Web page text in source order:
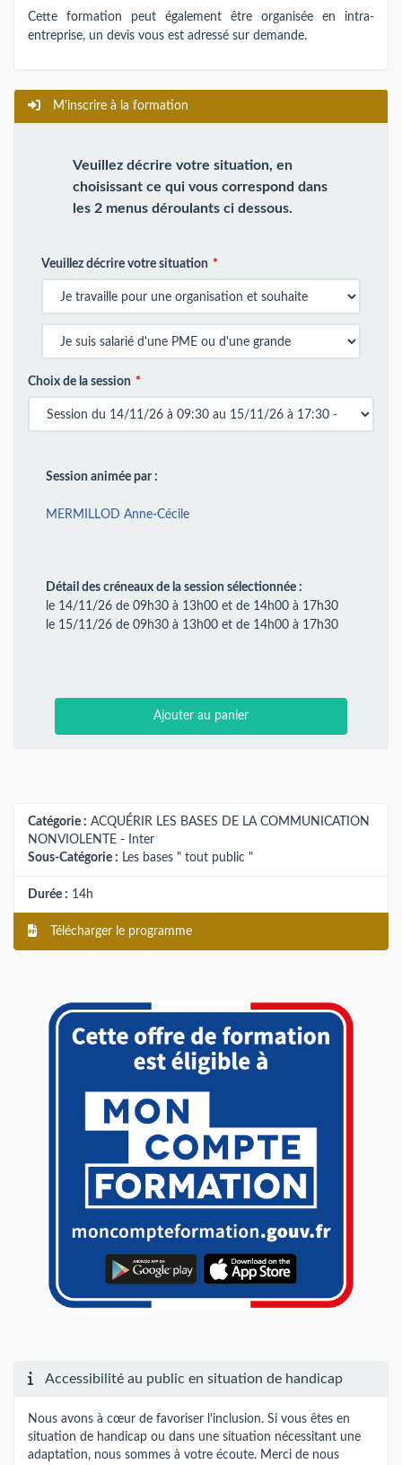
Cette formation peut également être organisée en intra-
entreprise, un devis vous est adressé sur demande.
M'inscrire à la formation
Veuillez décrire votre situation, en
choisissant ce qui vous correspond dans
les 2 menus déroulants ci dessous.
Veuillez décrire votre situation
Choix de la session
Session animée par :
MERMILLOD Anne-Cécile
Détail des créneaux de la session sélectionnée :
le 14/11/26 de 09h30 à 13h00 et de 14h00 à 17h30
le 15/11/26 de 09h30 à 13h00 et de 14h00 à 17h30
Ajouter au panier
Catégorie : ACQUÉRIR LES BASES DE LA COMMUNICATION
NONVIOLENTE - Inter
Sous-Catégorie : Les bases " tout public "
Durée : 14h
Télécharger le programme
Accessibilité au public en situation de handicap
Nous avons à cœur de favoriser l'inclusion. Si vous êtes en
situation de handicap ou dans une situation nécessitant une
adaptation, nous sommes à votre écoute. Merci de nous